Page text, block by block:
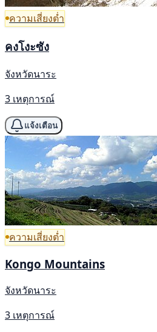
ความเสี่ยงต่ำ
คงโงะซัง
จังหวัดนาระ
3 เหตุการณ์
แจ้งเตือน
ความเสี่ยงต่ำ
Kongo Mountains
จังหวัดนาระ
3 เหตุการณ์